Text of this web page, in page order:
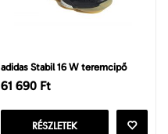
adidas Stabil 16 W teremcipő
61 690 Ft
RÉSZLETEK